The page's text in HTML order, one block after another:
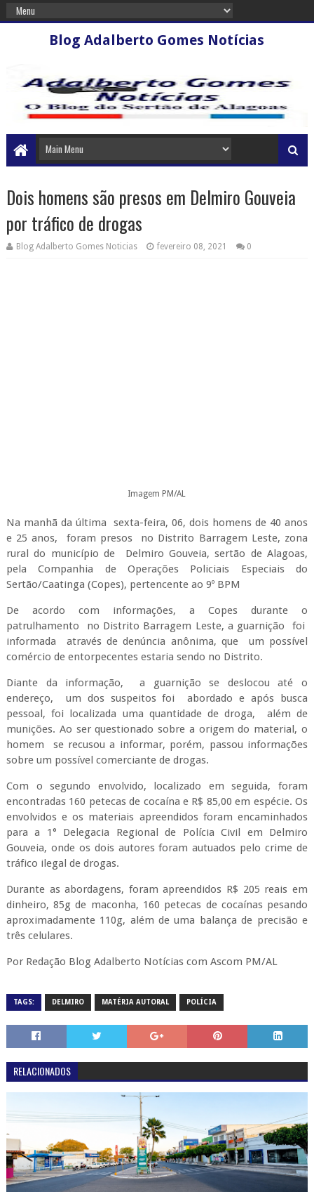
Blog Adalberto Gomes Notícias
Dois homens são presos em Delmiro Gouveia
por tráfico de drogas
Blog Adalberto Gomes Noticias fevereiro 08, 2021 0
Imagem PM/AL
Na manhã da última sexta-feira, 06, dois homens de 40 anos
e 25 anos, foram presos no Distrito Barragem Leste, zona
rural do município de Delmiro Gouveia, sertão de Alagoas,
pela Companhia de Operações Policiais Especiais do
Sertão/Caatinga (Copes), pertencente ao 9º BPM
De acordo com informações, a Copes durante o
patrulhamento no Distrito Barragem Leste, a guarnição foi
informada através de denúncia anônima, que um possível
comércio de entorpecentes estaria sendo no Distrito.
Diante da informação, a guarnição se deslocou até o
endereço, um dos suspeitos foi abordado e após busca
pessoal, foi localizada uma quantidade de droga, além de
munições. Ao ser questionado sobre a origem do material, o
homem se recusou a informar, porém, passou informações
sobre um possível comerciante de drogas.
Com o segundo envolvido, localizado em seguida, foram
encontradas 160 petecas de cocaína e R$ 85,00 em espécie. Os
envolvidos e os materiais apreendidos foram encaminhados
para a 1° Delegacia Regional de Polícia Civil em Delmiro
Gouveia, onde os dois autores foram autuados pelo crime de
tráfico ilegal de drogas.
Durante as abordagens, foram apreendidos R$ 205 reais em
dinheiro, 85g de maconha, 160 petecas de cocaínas pesando
aproximadamente 110g, além de uma balança de precisão e
três celulares.
Por Redação Blog Adalberto Notícias com Ascom PM/AL
TAGS: DELMIRO MATÉRIA AUTORAL POLÍCIA
RELACIONADOS